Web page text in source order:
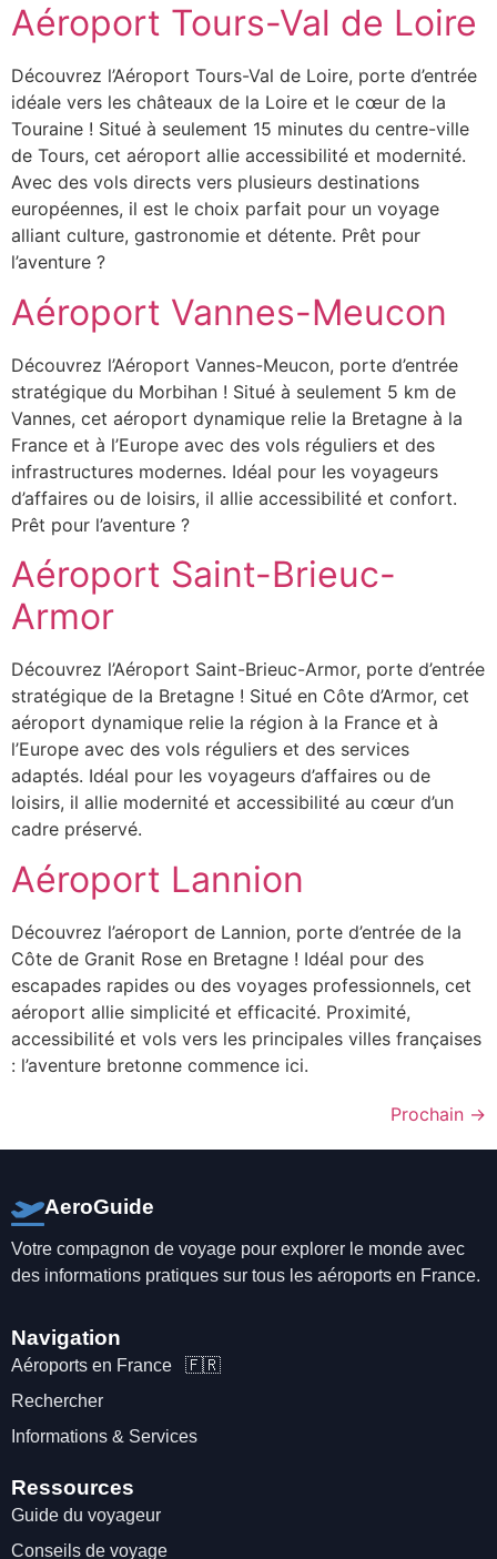
Aéroport Tours-Val de Loire
Découvrez l’Aéroport Tours-Val de Loire, porte d’entrée
idéale vers les châteaux de la Loire et le cœur de la
Touraine ! Situé à seulement 15 minutes du centre-ville
de Tours, cet aéroport allie accessibilité et modernité.
Avec des vols directs vers plusieurs destinations
européennes, il est le choix parfait pour un voyage
alliant culture, gastronomie et détente. Prêt pour
l’aventure ?
Aéroport Vannes-Meucon
Découvrez l’Aéroport Vannes-Meucon, porte d’entrée
stratégique du Morbihan ! Situé à seulement 5 km de
Vannes, cet aéroport dynamique relie la Bretagne à la
France et à l’Europe avec des vols réguliers et des
infrastructures modernes. Idéal pour les voyageurs
d’affaires ou de loisirs, il allie accessibilité et confort.
Prêt pour l’aventure ?
Aéroport Saint-Brieuc-
Armor
Découvrez l’Aéroport Saint-Brieuc-Armor, porte d’entrée
stratégique de la Bretagne ! Situé en Côte d’Armor, cet
aéroport dynamique relie la région à la France et à
l’Europe avec des vols réguliers et des services
adaptés. Idéal pour les voyageurs d’affaires ou de
loisirs, il allie modernité et accessibilité au cœur d’un
cadre préservé.
Aéroport Lannion
Découvrez l’aéroport de Lannion, porte d’entrée de la
Côte de Granit Rose en Bretagne ! Idéal pour des
escapades rapides ou des voyages professionnels, cet
aéroport allie simplicité et efficacité. Proximité,
accessibilité et vols vers les principales villes françaises
: l’aventure bretonne commence ici.
Prochain →
AeroGuide
Votre compagnon de voyage pour explorer le monde avec
des informations pratiques sur tous les aéroports en France.
Navigation
Aéroports en France 🇫🇷
Rechercher
Informations & Services
Ressources
Guide du voyageur
Conseils de voyage